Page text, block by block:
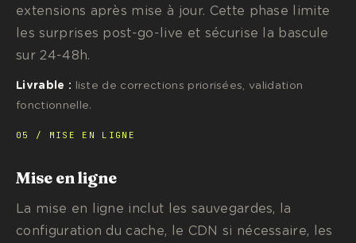
extensions après mise à jour. Cette phase limite
les surprises post-go-live et sécurise la bascule
sur 24-48h.
Livrable : liste de corrections priorisées, validation
fonctionnelle.
05 / MISE EN LIGNE
Mise en ligne
La mise en ligne inclut les sauvegardes, la
configuration du cache, le CDN si nécessaire, les